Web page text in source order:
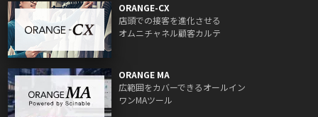
ORANGE-CX
店頭での接客を進化させる
オムニチャネル顧客カルテ
ORANGE MA
広範囲をカバーできるオールイン
ワンMAツール